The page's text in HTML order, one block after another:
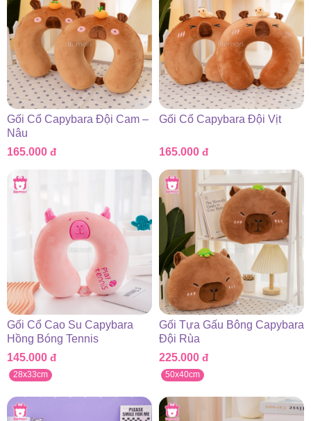
Gối Cổ Capybara Đội Cam –
Nâu
165.000 đ
Gối Cổ Capybara Đội Vịt
165.000 đ
Gối Cổ Cao Su Capybara
Hồng Bóng Tennis
145.000 đ
28x33cm
Gối Tựa Gấu Bông Capybara
Đội Rùa
225.000 đ
50x40cm